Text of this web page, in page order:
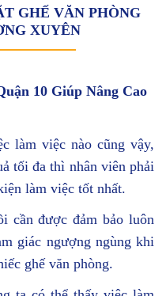
GHẾ VĂN PHÒNG
XUYÊN
10 Giúp Nâng Cao
làm việc nào cũng vậy,
tối đa thì nhân viên phải
làm việc tốt nhất.
cần được đảm bảo luôn
giác ngượng ngùng khi
ghế văn phòng.